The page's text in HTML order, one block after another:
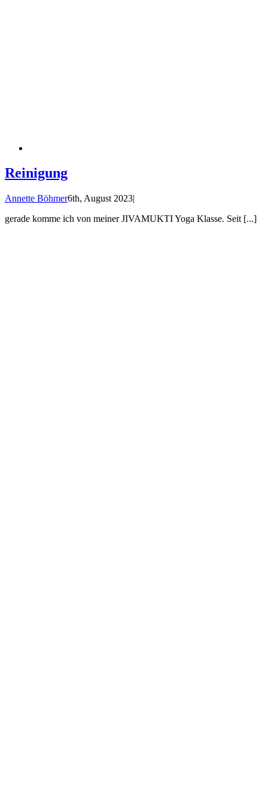
Reinigung
Annette Böhmer6th, August 2023|
gerade komme ich von meiner JIVAMUKTI Yoga Klasse. Seit [...]